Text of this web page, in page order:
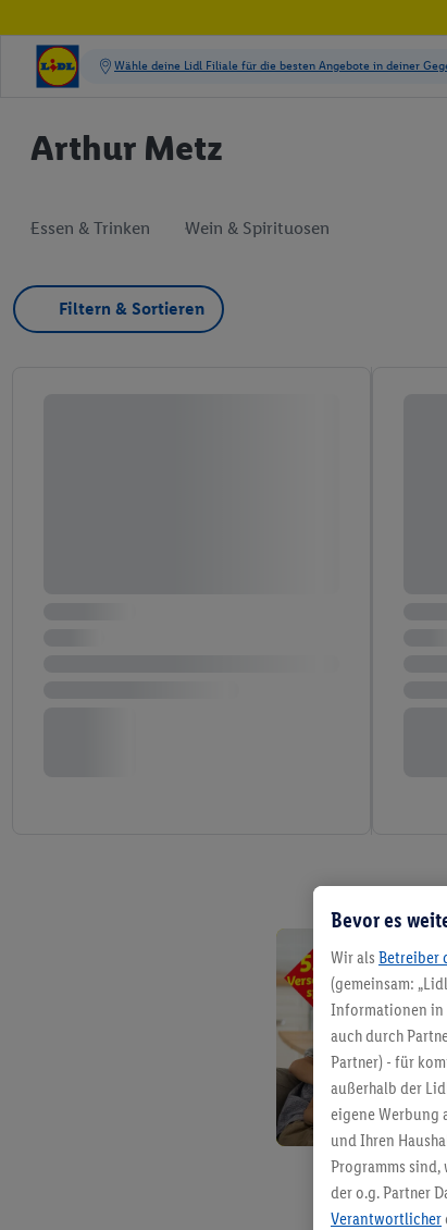
Arthur Metz
Essen & Trinken Wein & Spirituosen
Filtern & Sortieren
Bevor es
Wir als Betreiber
(gemeinsam:
Informationen in
auch durch
Partner) - für
außerhalb der
eigene Werbung
und Ihren
Programms sind,
der o.g. Partner
Verantwortlicher